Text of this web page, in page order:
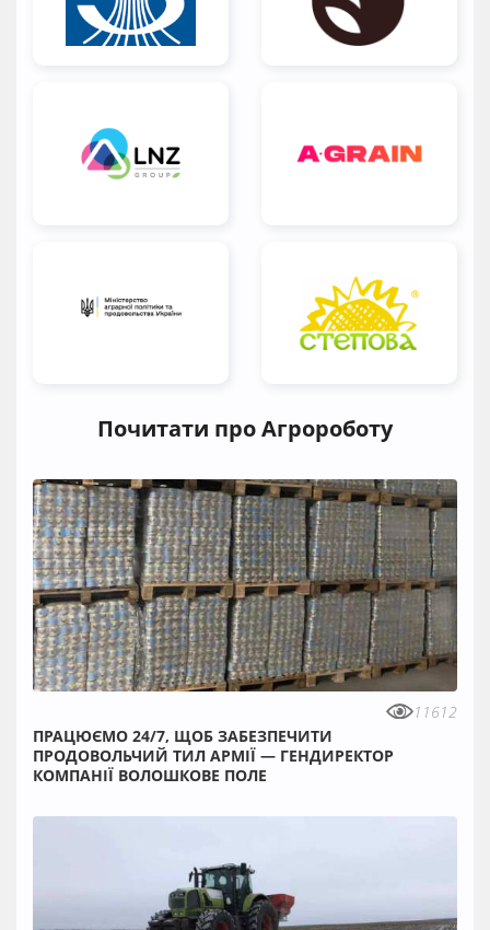
Почитати про Агророботу
11612
ПРАЦЮЄМО 24/7, ЩОБ ЗАБЕЗПЕЧИТИ
ПРОДОВОЛЬЧИЙ ТИЛ АРМІЇ — ГЕНДИРЕКТОР
КОМПАНІЇ ВОЛОШКОВЕ ПОЛЕ